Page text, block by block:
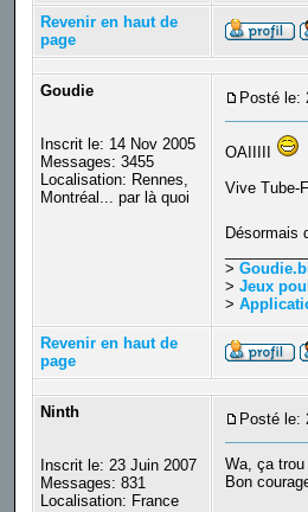
Revenir en haut de
page
Goudie
Inscrit le: 14 Nov 2005
Messages: 3455
Localisation: Rennes,
Montréal... par là quoi
Posté le:
OAIIIII
Vive Tube-
Désormais
>
> Jeux
>
Revenir en haut de
page
Ninth
Inscrit le: 23 Juin 2007
Messages: 831
Localisation: France
Posté le:
Wa, ça
Bon